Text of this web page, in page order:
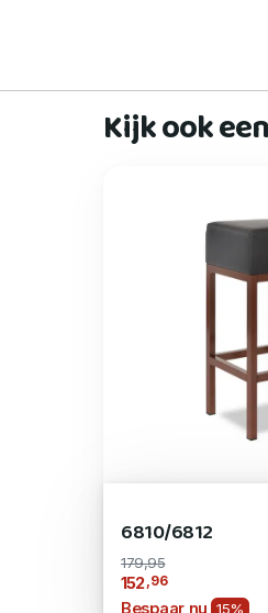
Kijk ook
6810/6812
179,95
152,96
Bespaar nu 15%